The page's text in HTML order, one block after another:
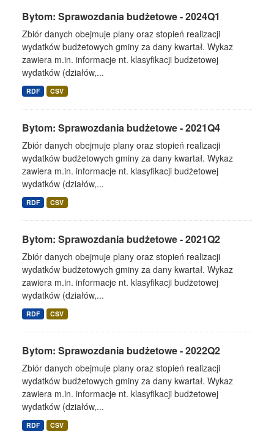
Bytom: Sprawozdania budżetowe - 2024Q1
Zbiór danych obejmuje plany oraz stopień realizacji
wydatków budżetowych gminy za dany kwartał. Wykaz
zawiera m.in. informacje nt. klasyfikacji budżetowej
wydatków (działów,...
RDF CSV
Bytom: Sprawozdania budżetowe - 2021Q4
Zbiór danych obejmuje plany oraz stopień realizacji
wydatków budżetowych gminy za dany kwartał. Wykaz
zawiera m.in. informacje nt. klasyfikacji budżetowej
wydatków (działów,...
RDF CSV
Bytom: Sprawozdania budżetowe - 2021Q2
Zbiór danych obejmuje plany oraz stopień realizacji
wydatków budżetowych gminy za dany kwartał. Wykaz
zawiera m.in. informacje nt. klasyfikacji budżetowej
wydatków (działów,...
RDF CSV
Bytom: Sprawozdania budżetowe - 2022Q2
Zbiór danych obejmuje plany oraz stopień realizacji
wydatków budżetowych gminy za dany kwartał. Wykaz
zawiera m.in. informacje nt. klasyfikacji budżetowej
wydatków (działów,...
RDF CSV